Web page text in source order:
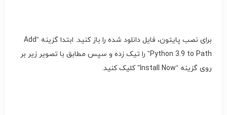
برای نصب پایتون، فایل دانلود شده را باز کنید. ابتدا گزینه “Add
Python 3.9 to Path” را تیک زده و سپس مطابق با تصویر زیر بر
روی گزینه “Install Now” کلیک کنید.